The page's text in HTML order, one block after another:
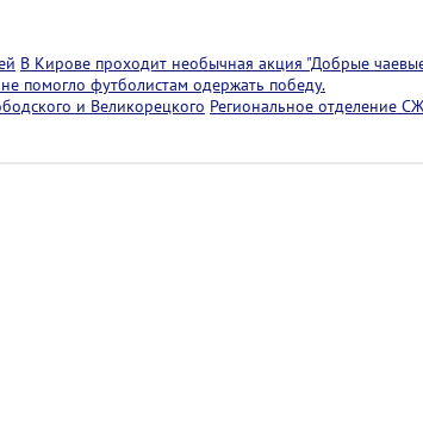
В Кирове проходит необычная акция "Добрые
помогло футболистам одержать победу.
и Великорецкого Региональное отделение